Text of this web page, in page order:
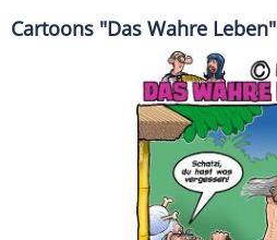
Cartoons "Das Wahre Leben"